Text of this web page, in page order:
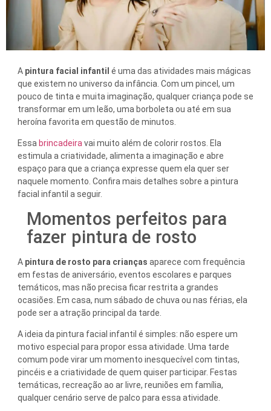
A pintura facial infantil é uma das atividades mais mágicas
que existem no universo da infância. Com um pincel, um
pouco de tinta e muita imaginação, qualquer criança pode se
transformar em um leão, uma borboleta ou até em sua
heroína favorita em questão de minutos.
Essa brincadeiravai muito além de colorir rostos. Ela
estimula a criatividade, alimenta a imaginação e abre
espaço para que a criança expresse quem ela quer ser
naquele momento. Confira mais detalhes sobre a pintura
facial infantil a seguir.
Momentos perfeitos para
fazer pintura de rosto
A pintura de rosto para crianças aparece com frequência
em festas de aniversário, eventos escolares e parques
temáticos, mas não precisa ficar restrita a grandes
ocasiões. Em casa, num sábado de chuva ou nas férias, ela
pode ser a atração principal da tarde.
A ideia da pintura facial infantil é simples: não espere um
motivo especial para propor essa atividade. Uma tarde
comum pode virar um momento inesquecível com tintas,
pincéis e a criatividade de quem quiser participar. Festas
temáticas, recreação ao ar livre, reuniões em família,
qualquer cenário serve de palco para essa atividade.